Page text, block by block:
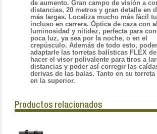
de aumento.Gran campo de visión a
distancias, 20 metros y gran detalle en
más largas. Localiza mucho más fácil
incluso en carrera.Óptica de caza con
luminosidad y nitidez, perfecta para
poca luz, ya sea por la noche, o en el
crepúsculo.Además de todo esto,
adaptarle las torretas balísticas FLEX
hacer el visor polivalente para tiros a
distancias y poder así corregir las
derivas de las balas. Tanto en su
en la superior.
Productos relacionados